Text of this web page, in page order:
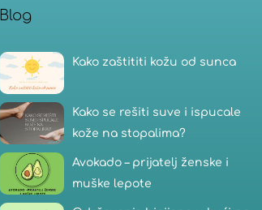
Blog
Kako zaštititi kožu od sunca
Kako se rešiti suve i ispucale
kože na stopalima?
Avokado – prijatelj ženske i
muške lepote